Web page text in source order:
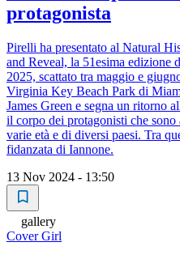
protagonista
Pirelli ha presentato al Natural
and Reveal, la 51esima
2025, scattato tra maggio e
Virginia Key Beach Park di
James Green e segna un ritorno
il corpo dei protagonisti che
varie età e di diversi paesi. Tra
fidanzata di Iannone.
13 Nov 2024 - 13:50
gallery
Cover Girl